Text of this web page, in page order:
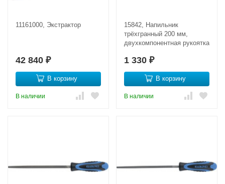
11161000, Экстрактор
42 840 ₽
В корзину
В наличии
15842, Напильник
трёхгранный 200 мм,
двухкомпонентная рукоятка
1 330 ₽
В корзину
В наличии